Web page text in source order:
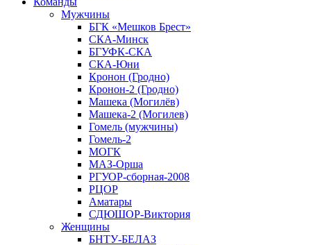
Мужчины
БГК «Мешков Брест»
СКА-Минск
БГУФК-СКА
СКА-Юни
Кронон (Гродно)
Кронон-2 (Гродно)
Машека (Могилёв)
Машека-2 (Могилев)
Гомель (мужчины)
Гомель-2
МОГК
МАЗ-Орша
РГУОР-сборная-2008
РЦОР
Аматары
СДЮШОР-Виктория
Женщины
БНТУ-БЕЛАЗ